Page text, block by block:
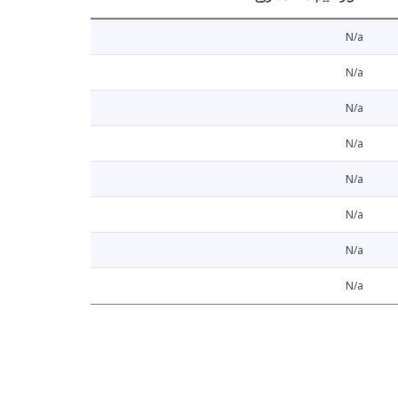
N/a
N/a
N/a
N/a
N/a
N/a
N/a
N/a